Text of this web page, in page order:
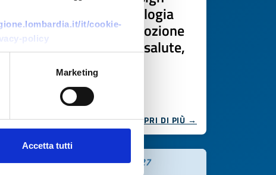
it/cookie-
policy
Marketing
Accetta tutti
research offre metodologia
human-centred per adozione
di nuove tecnologie in salute,
benessere e ambiente
ID EEN: TOCH20260226017
SCOPRI DI PIÙ →
Scade il20 marzo 2027